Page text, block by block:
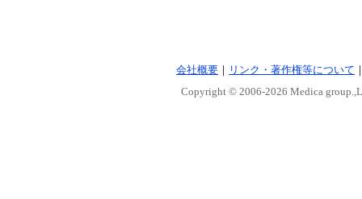
会社概要 ｜ リンク・著作権等について
Copyright © 2006-2026 Medica